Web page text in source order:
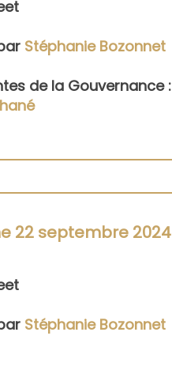
Stéphanie Bozonnet
de la Gouvernance :
22 septembre 2024
Stéphanie Bozonnet